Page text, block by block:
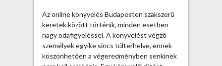
r
ü
l
e
t
Az online könyvelés Budapesten szakszerű
keretek között történik, minden esetben
nagy odafigyeléssel. A könyvelést végző
személyek egyike sincs túlterhelve, ennek
köszönhetően a végeredményben senkinek